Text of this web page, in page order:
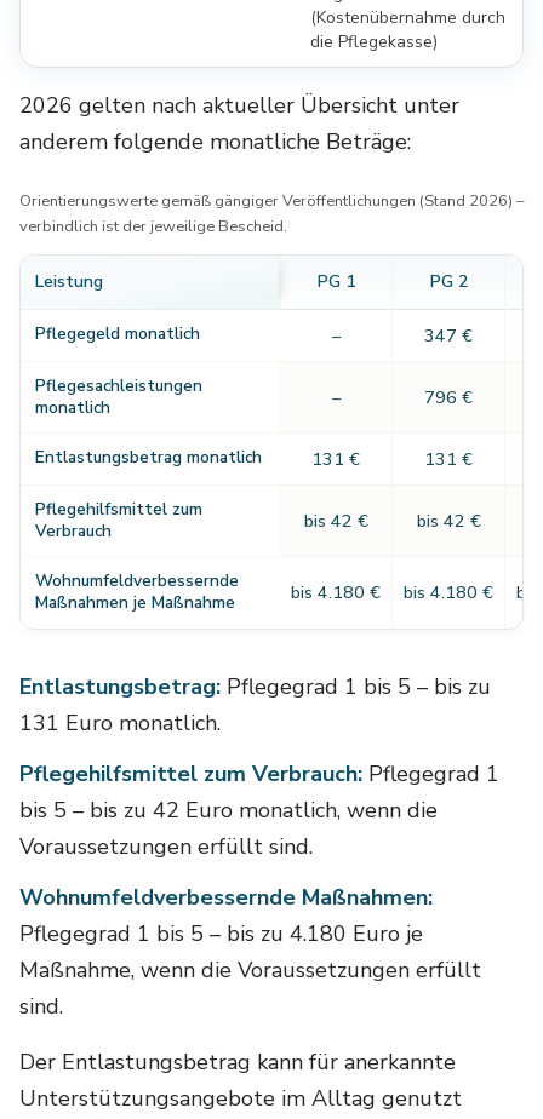
(Kostenübernahme durch
die Pflegekasse)
2026 gelten nach aktueller Übersicht unter
anderem folgende monatliche Beträge:
Orientierungswerte gemäß gängiger Veröffentlichungen (Stand 2026) –
verbindlich ist der jeweilige Bescheid.
Leistung PG 1 PG 2
Pflegegeld monatlich – 347 €
Pflegesachleistungen
monatlich
– 796 €
Entlastungsbetrag monatlich 131 € 131 €
Pflegehilfsmittel zum
Verbrauch
bis 42 € bis 42 €
Wohnumfeldverbessernde
Maßnahmen je Maßnahme
bis 4.180 € bis 4.180 €
Entlastungsbetrag: Pflegegrad 1 bis 5 – bis zu
131 Euro monatlich.
Pflegehilfsmittel zum Verbrauch: Pflegegrad 1
bis 5 – bis zu 42 Euro monatlich, wenn die
Voraussetzungen erfüllt sind.
Wohnumfeldverbessernde Maßnahmen:
Pflegegrad 1 bis 5 – bis zu 4.180 Euro je
Maßnahme, wenn die Voraussetzungen erfüllt
sind.
Der Entlastungsbetrag kann für anerkannte
Unterstützungsangebote im Alltag genutzt